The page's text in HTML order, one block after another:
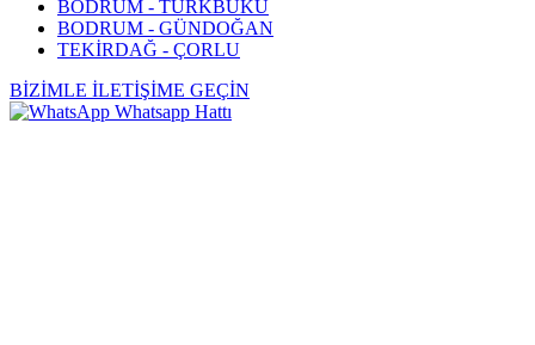
BODRUM - TÜRKBÜKÜ
BODRUM - GÜNDOĞAN
TEKİRDAĞ - ÇORLU
BİZİMLE İLETİŞİME GEÇİN
Whatsapp Hattı